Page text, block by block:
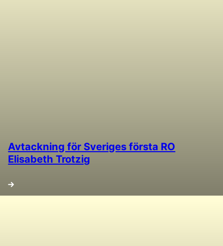
Avtackning för Sveriges första RO
Elisabeth Trotzig